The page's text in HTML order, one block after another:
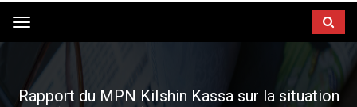
Toggle
navigation
Rapport du MPN KiIshin Kassa sur la situation